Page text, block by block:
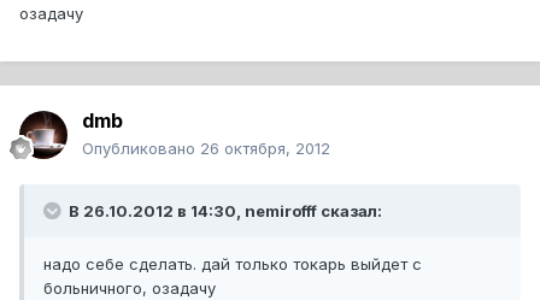
озадачу
dmb
Опубликовано 26 октября, 2012
В 26.10.2012 в 14:30, nemirofff сказал:
надо себе сделать. дай только токарь выйдет с
больничного, озадачу